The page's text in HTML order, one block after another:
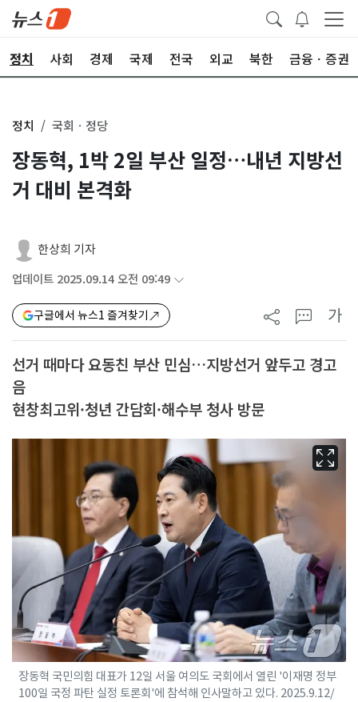
정치 사회 경제 국제 전국 외교 북한 금융ㆍ증권
정치 국회ㆍ정당
장동혁, 1박 2일 부산 일정…내년 지방선
거 대비 본격화
한상희 기자
업데이트 2025.09.14 오전 09:49
구글에서 뉴스1 즐겨찾기 가
선거 때마다 요동친 부산 민심…지방선거 앞두고 경고
음
현창최고위·청년 간담회·해수부 청사 방문
장동혁 국민의힘 대표가 12일 서울 여의도 국회에서 열린 '이재명 정부
100일 국정 파탄 실정 토론회'에 참석해 인사말하고 있다. 2025.9.12/